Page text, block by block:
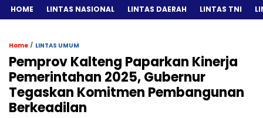
HOME LINTAS NASIONAL LINTAS DAERAH LINTAS TNI
Home / LINTAS UMUM
Pemprov Kalteng Paparkan Kinerja
Pemerintahan 2025, Gubernur
Tegaskan Komitmen Pembangunan
Berkeadilan